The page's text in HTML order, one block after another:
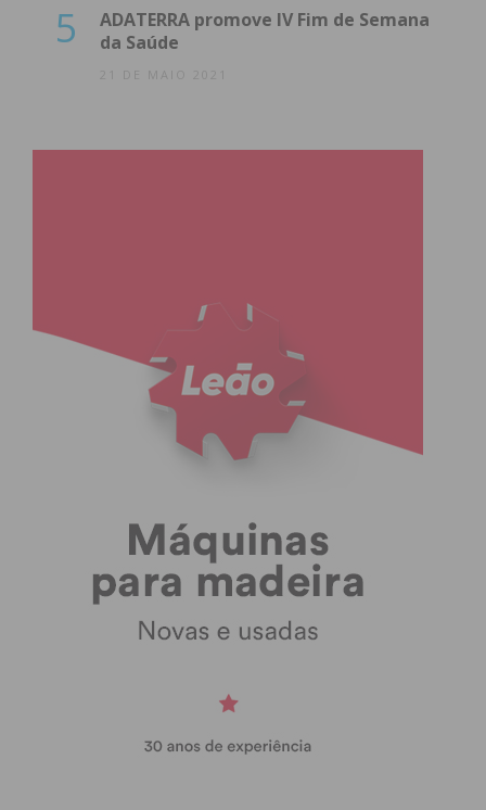
5
ADATERRA promove IV Fim de Semana
da Saúde
21 DE MAIO 2021